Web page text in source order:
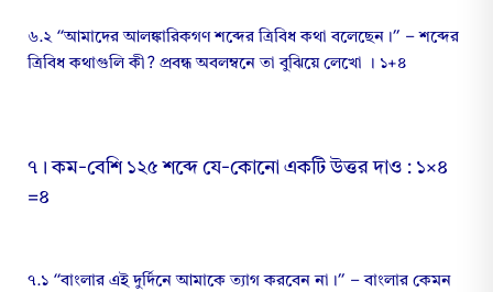
৬.২ “আমাদের আলঙ্কারিকগণ শব্দের ত্রিবিধ কথা বলেছেন।” – শব্দের
ত্রিবিধ কথাগুলি কী? প্রবন্ধ অবলম্বনে তা বুঝিয়ে লেখো । ১+৪
৭। কম-বেশি ১২৫ শব্দে যে-কোনো একটি উত্তর দাও : ১×৪
=৪
৭.১ “বাংলার এই দুর্দিনে আমাকে ত্যাগ করবেন না।” – বাংলার কেমন